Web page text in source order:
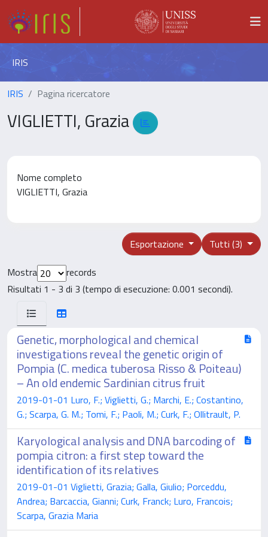
IRIS
IRIS Pagina ricercatore
VIGLIETTI, Grazia
Nome completo
VIGLIETTI, Grazia
Tutti (3)
Esportazione
Mostra
records
Risultati 1 - 3 di 3 (tempo di esecuzione: 0.001 secondi).
Genetic, morphological and chemical
investigations reveal the genetic origin of
Pompia (C. medica tuberosa Risso & Poiteau)
– An old endemic Sardinian citrus fruit
2019-01-01 Luro, F.; Viglietti, G.; Marchi, E.; Costantino,
G.; Scarpa, G. M.; Tomi, F.; Paoli, M.; Curk, F.; Ollitrault, P.
Karyological analysis and DNA barcoding of
pompia citron: a first step toward the
identification of its relatives
2019-01-01 Viglietti, Grazia; Galla, Giulio; Porceddu,
Andrea; Barcaccia, Gianni; Curk, Franck; Luro, Francois;
Scarpa, Grazia Maria